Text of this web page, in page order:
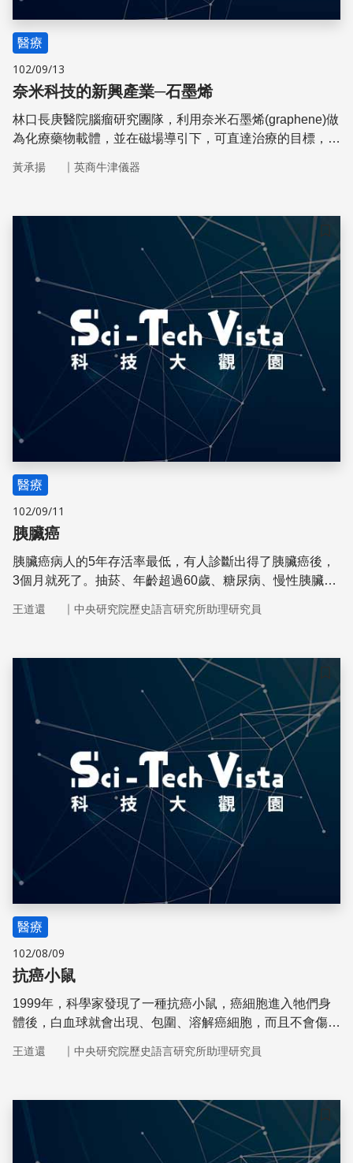
醫療
102/09/13
奈米科技的新興產業─石墨烯
林口長庚醫院腦瘤研究團隊，利用奈米石墨烯(graphene)做
為化療藥物載體，並在磁場導引下，可直達治療的目標，同
升20倍，這讓不易治癒的惡性腦瘤患者有了重獲新生的機
黃承揚 ｜ 英商牛津儀器
儲存
醫療
102/09/11
胰臟癌
胰臟癌病人的5年存活率最低，有人診斷出得了胰臟癌後，
3個月就死了。抽菸、年齡超過60歲、糖尿病、慢性胰臟
王道還 ｜ 中央研究院歷史語言研究所助理研究員
儲存
醫療
102/08/09
抗癌小鼠
1999年，科學家發現了一種抗癌小鼠，癌細胞進入牠們身
體後，白血球就會出現、包圍、溶解癌細胞，而且不會傷害
王道還 ｜ 中央研究院歷史語言研究所助理研究員
儲存